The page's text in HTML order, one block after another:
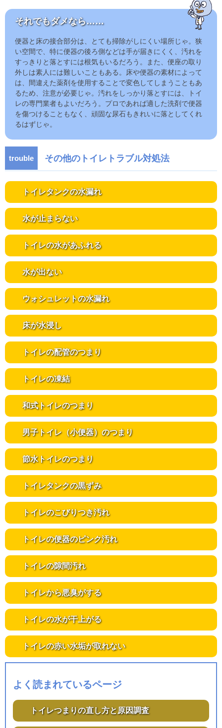
それでもダメなら……
便器と床の接合部分は、とても掃除がしにくい場所じゃ。狭
い空間で、特に便器の後ろ側などは手が届きにくく、汚れを
すっきりと落とすには根気もいるだろう。また、便座の取り
外しは素人には難しいこともある。床や便器の素材によって
は、間違えた薬剤を使用することで変色してしまうこともあ
るため、注意が必要じゃ。汚れをしっかり落とすには、トイ
レの専門業者もよいだろう。プロであれば適した洗剤で便器
を傷つけることもなく、頑固な尿石もきれいに落としてくれ
るはずじゃ。
その他のトイレトラブル対処法
トイレタンクの水漏れ
水が止まらない
トイレの水があふれる
水が出ない
ウォシュレットの水漏れ
床が水浸し
トイレの配管のつまり
トイレの凍結
和式トイレのつまり
男子トイレ（小便器）のつまり
節水トイレのつまり
トイレタンクの黒ずみ
トイレのこびりつき汚れ
トイレの便器のピンク汚れ
トイレの隙間汚れ
トイレから悪臭がする
トイレの水が干上がる
トイレの赤い水垢が取れない
よく読まれているページ
トイレつまりの直し方と原因調査